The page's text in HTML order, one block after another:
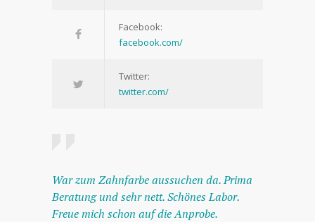
Facebook:
facebook.com/
Twitter:
twitter.com/
War zum Zahnfarbe aussuchen da. Prima
Beratung und sehr nett. Schönes Labor.
Freue mich schon auf die Anprobe.